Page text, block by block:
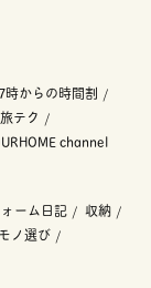
時からの時間割
テク
channel
ーム日記
収納
モノ選び